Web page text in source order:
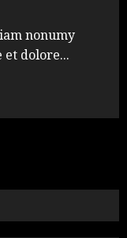
nonumy
dolore...